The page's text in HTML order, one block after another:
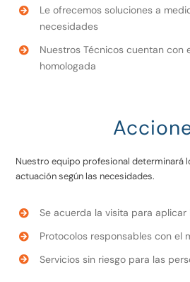
Le ofrecemos soluciones a
necesidades
Nuestros Técnicos cuentan con
homologada
Nuestro equipo profesional determinará
actuación según las necesidades.
Se acuerda la visita para aplicar
Protocolos responsables con el
Servicios sin riesgo para las